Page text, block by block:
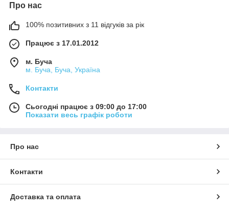
Про нас
100% позитивних з 11 відгуків за рік
Працює з 17.01.2012
м. Буча
м. Буча, Буча, Україна
Контакти
Сьогодні працює з 09:00 до 17:00
Показати весь графік роботи
Про нас
Контакти
Доставка та оплата